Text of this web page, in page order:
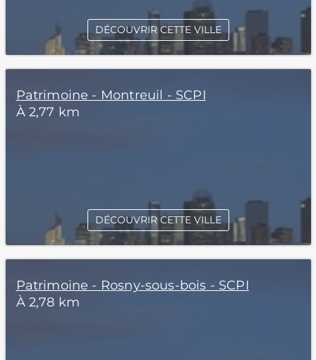
DÉCOUVRIR CETTE VILLE
Patrimoine - Montreuil - SCPI
À 2,77 km
DÉCOUVRIR CETTE VILLE
Patrimoine - Rosny-sous-bois - SCPI
À 2,78 km